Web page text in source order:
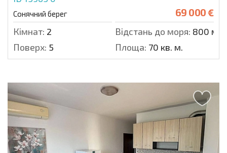
Сонячний берег 69 000 €
Кімнат: 2 Відстань до моря: 800 м.
Поверх: 5 Площа: 70 кв. м.